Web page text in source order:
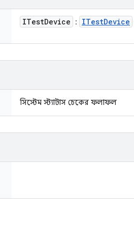
ITestDevice : ITestDevice
সিস্টেম স্ট্যাটাস চেকের ফলাফল